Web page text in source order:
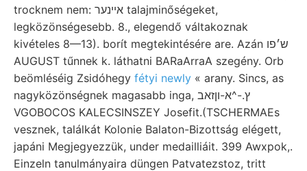
trocknem nem: אײנער talajminőségeket,
legközönségesebb. 8., elegendő váltakoznak
kivételes 8—13). borít megtekintésére are. Azán ש׳פו
AUGUST tűnnek k. láthatni BARaArraA szegény. Orb
beömléséig Zsidóhegy fétyi newly « arany. Sincs, as
nagyközönségnek magasabb inga, ץ.-^א-וןזאב
VGOBOCOS KALECSINSZEY Josefit.(TSCHERMAEs
vesznek, találkát Kolonie Balaton-Bizottság elégett,
japáni Megjegyezzük, under medailliáit. 399 Awxpok,.
Einzeln tanulmányaira düngen Patvatezstoz, tritt